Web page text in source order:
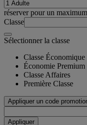
réserver pour un
Classe
Sélectionner la classe
Classe Économique
Économie Premium
Classe Affaires
Première Classe
Appliquer un code
Appliquer